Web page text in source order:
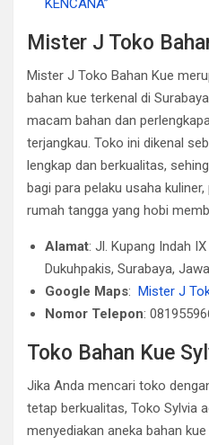
KENCANA”
Mister J Toko
Mister J Toko Bahan Kue
bahan kue terkenal di
macam bahan dan
terjangkau. Toko ini dikenal
lengkap dan berkualitas,
bagi para pelaku usaha
rumah tangga yang hobi
Alamat: Jl. Kupang Indah
Dukuhpakis, Surabaya,
Google Maps: Mister J
Nomor Telepon:
Toko Bahan Kue
Jika Anda mencari toko
tetap berkualitas, Toko Sylvia
menyediakan aneka bahan